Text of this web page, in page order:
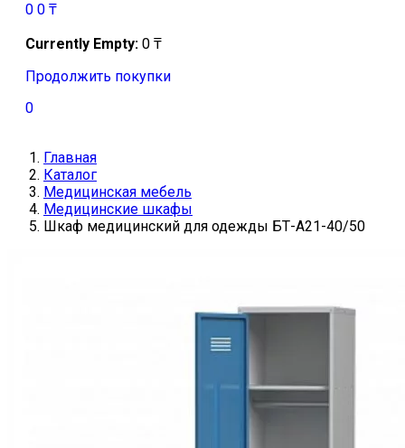
0 0 ₸
Currently Empty: 0 ₸
Продолжить покупки
0
Главная
Каталог
Медицинская мебель
Медицинские шкафы
Шкаф медицинский для одежды БТ-А21-40/50